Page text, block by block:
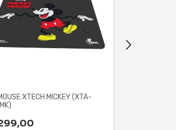
XTECH MICKEY (XTA-